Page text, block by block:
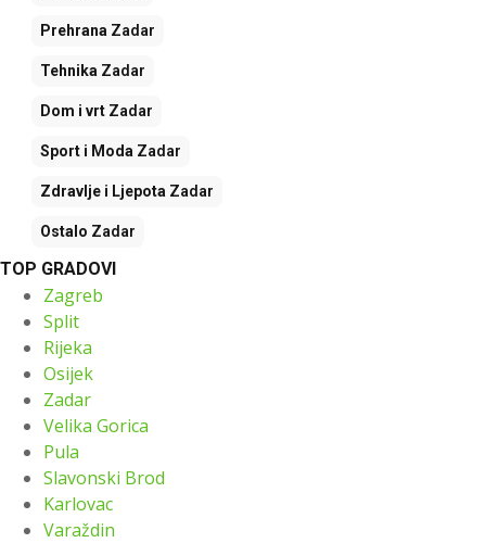
Prehrana Zadar
Tehnika Zadar
Dom i vrt Zadar
Sport i Moda Zadar
Zdravlje i Ljepota Zadar
Ostalo Zadar
TOP GRADOVI
Zagreb
Split
Rijeka
Osijek
Zadar
Velika Gorica
Pula
Slavonski Brod
Karlovac
Varaždin